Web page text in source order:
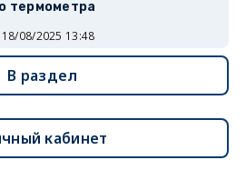
термометра
18/08/2025 13:48
В раздел
кабинет